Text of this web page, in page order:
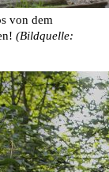
von dem
(Bildquelle: